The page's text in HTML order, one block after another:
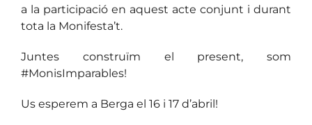
a la participació en aquest acte conjunt i durant
tota la Monifesta’t.
Juntes construïm el present, som
#MonisImparables!
Us esperem a Berga el 16 i 17 d’abril!